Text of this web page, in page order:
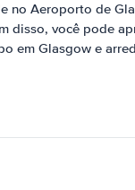
no Aeroporto de
disso, você pode
em Glasgow e